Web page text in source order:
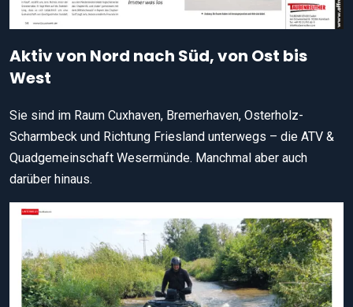
Aktiv von Nord nach Süd, von Ost bis
West
Sie sind im Raum Cuxhaven, Bremerhaven, Osterholz-
Scharmbeck und Richtung Friesland unterwegs – die ATV &
Quadgemeinschaft Wesermünde. Manchmal aber auch
darüber hinaus.